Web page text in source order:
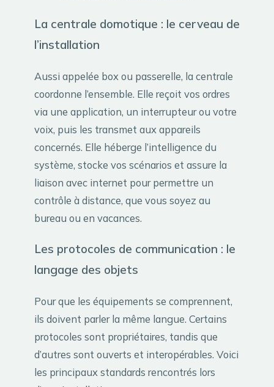
La centrale domotique : le cerveau de
l’installation
Aussi appelée box ou passerelle, la centrale
coordonne l’ensemble. Elle reçoit vos ordres
via une application, un interrupteur ou votre
voix, puis les transmet aux appareils
concernés. Elle héberge l’intelligence du
système, stocke vos scénarios et assure la
liaison avec internet pour permettre un
contrôle à distance, que vous soyez au
bureau ou en vacances.
Les protocoles de communication : le
langage des objets
Pour que les équipements se comprennent,
ils doivent parler la même langue. Certains
protocoles sont propriétaires, tandis que
d’autres sont ouverts et interopérables. Voici
les principaux standards rencontrés lors